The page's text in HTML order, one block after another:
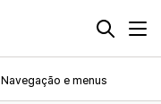
Navegação e menus